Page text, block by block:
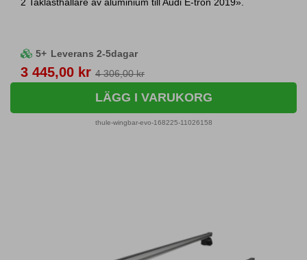
5+ Leverans 2-5dagar
Pris
3 445,00 kr 4 306,00 kr
LÄGG I VARUKORG
thule-wingbar-evo-168225-11026158